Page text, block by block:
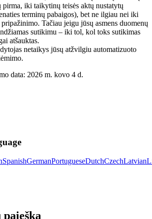
iki taikytinų teisės aktų nustatytų
terminų pabaigos), bet ne ilgiau nei iki
Tačiau jeigu jūsų asmens duomenų
sutikimu – iki tol, kol toks sutikimas
atšauktas.
netaikys jūsų atžvilgiu automatizuoto
data: 2026 m. kovo 4 d.
SpanishGermanPortugueseDutchCzechLatvian